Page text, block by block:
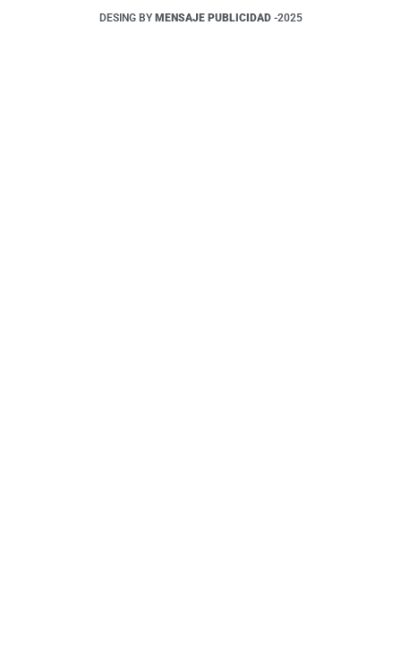
DESING BY MENSAJE PUBLICIDAD -2025